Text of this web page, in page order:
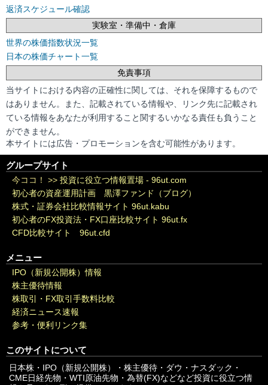
返済スケジュール確認
実験室・準備中・倉庫
世界の株価指数状況一覧
日本の株価チャート一覧
免責事項
当サイトにおける内容の正確性に関しては、それを保障するもので
はありません。また、記載されている情報や、リンク先に記載され
ている情報をあなたが利用すること関するいかなる責任も負うこと
ができません。
本サイトには広告・プロモーションを含む可能性があります。
グループサイト
今ココ！ >> 投資に役立つ情報置場 - 96ut.com
初心者の資産運用計画 黒澤ファンド（ブログ）
株式・証券会社比較情報サイト 96ut.kabu
初心者のFX投資法・FX口座比較サイト 96ut.fx
CFD比較サイト 96ut.cfd
メニュー
IPO（新規公開株）情報
株主優待情報
株取引・FX取引手数料比較
経済ニュース速報
参考・便利リンク集
このサイトについて
日本株・IPO（新規公開株）・株主優待・ダウ・ナスダック・
CME日経先物・WTI原油先物・為替(FX)などなど投資に役立つ情